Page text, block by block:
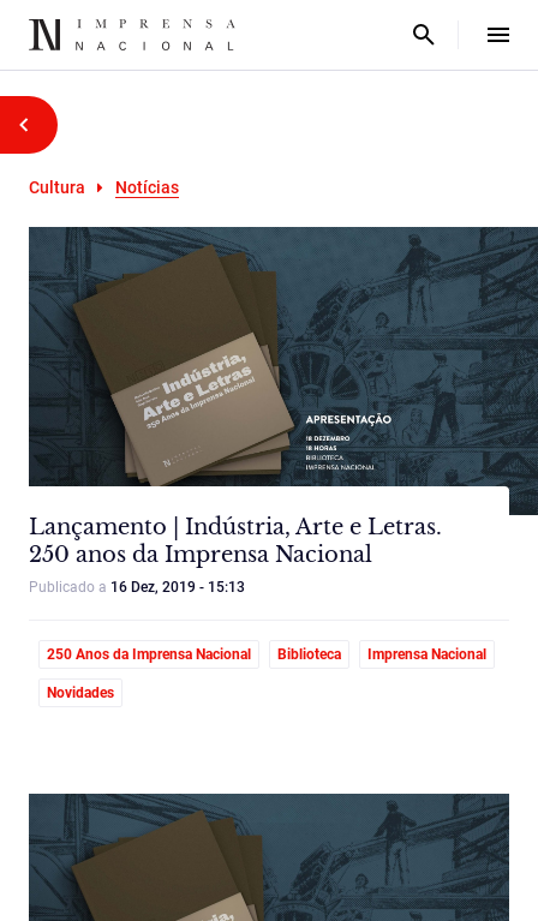
Cultura Notícias
Lançamento | Indústria, Arte e Letras.
250 anos da Imprensa Nacional
Publicado a 16 Dez, 2019 - 15:13
250 Anos da Imprensa Nacional Biblioteca Imprensa Nacional
Novidades